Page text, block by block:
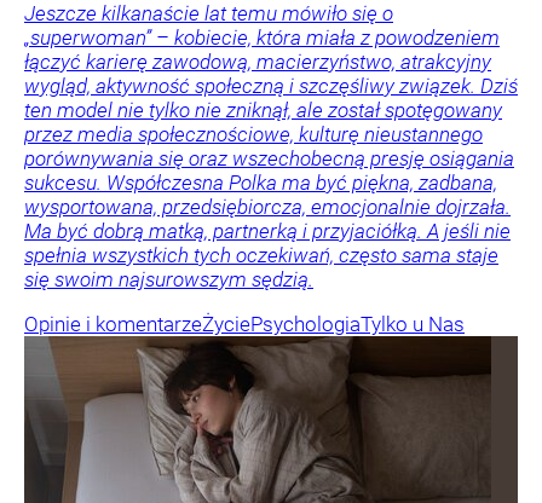
Jeszcze kilkanaście lat temu mówiło się o
„superwoman” – kobiecie, która miała z powodzeniem
łączyć karierę zawodową, macierzyństwo, atrakcyjny
wygląd, aktywność społeczną i szczęśliwy związek. Dziś
ten model nie tylko nie zniknął, ale został spotęgowany
przez media społecznościowe, kulturę nieustannego
porównywania się oraz wszechobecną presję osiągania
sukcesu. Współczesna Polka ma być piękna, zadbana,
wysportowana, przedsiębiorcza, emocjonalnie dojrzała.
Ma być dobrą matką, partnerką i przyjaciółką. A jeśli nie
spełnia wszystkich tych oczekiwań, często sama staje
się swoim najsurowszym sędzią.
Opinie i komentarzeŻyciePsychologiaTylko u Nas